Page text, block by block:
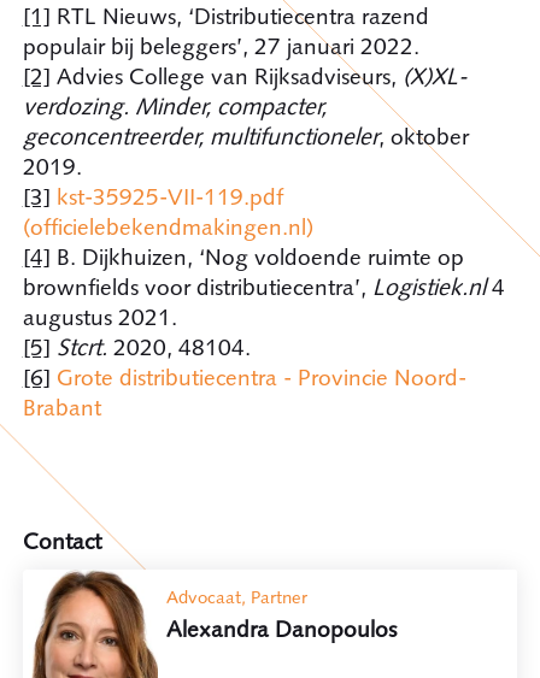
[1] RTL Nieuws, ‘Distributiecentra razend
populair bij beleggers’, 27 januari 2022.
[2] Advies College van Rijksadviseurs, (X)XL-
verdozing. Minder, compacter,
geconcentreerder, multifunctioneler, oktober
2019.
[3] kst-35925-VII-119.pdf
(officielebekendmakingen.nl)
[4] B. Dijkhuizen, ‘Nog voldoende ruimte op
brownfields voor distributiecentra’, Logistiek.nl4
augustus 2021.
[5] Stcrt. 2020, 48104.
[6] Grote distributiecentra - Provincie Noord-
Brabant
Contact
Advocaat, Partner
Alexandra Danopoulos